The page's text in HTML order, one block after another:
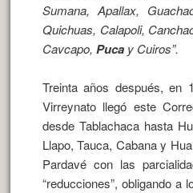
Sumana, Apallax,
Quichuas, Calapoli,
Cavcapo, Puca y Cuiros”.
Treinta años después, en
Virreynato llegó este
desde Tablachaca hasta
Llapo, Tauca, Cabana y
Pardavé con las
“reducciones”, obligando a